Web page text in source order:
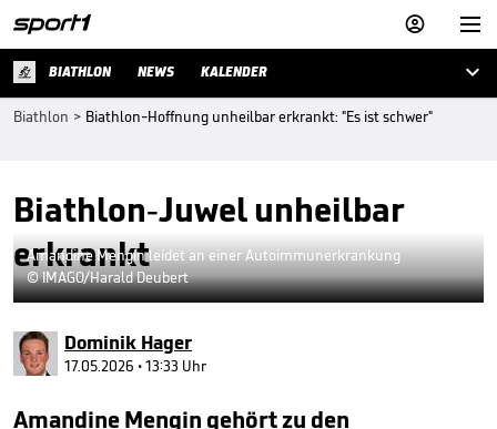


BIATHLON NEWS KALENDER 
Biathlon > Biathlon-Hoffnung unheilbar erkrankt: "Es ist schwer"
Biathlon-Juwel unheilbar
erkrankt
Amandine Mengin leidet an einer Autoimmunerkrankung
© IMAGO/Harald Deubert
Dominik Hager
17.05.2026 • 13:33 Uhr
Amandine Mengin gehört zu den